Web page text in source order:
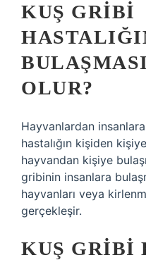
KUŞ GRIBI
OLUR?
Hayvanlardan
hastalığın kişiden
hayvandan kişiye
gribinin insanlara
hayvanları veya
gerçekleşir.
KUŞ GRIBI